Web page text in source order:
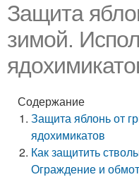
Защита
зимой.
Содержание
Защита яблонь от
ядохимикатов
Как защитить
Ограждение и